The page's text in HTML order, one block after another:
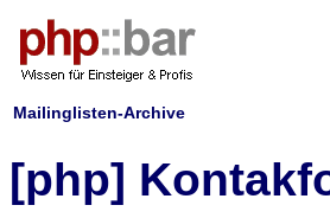
Mailinglisten-Archive
[php]